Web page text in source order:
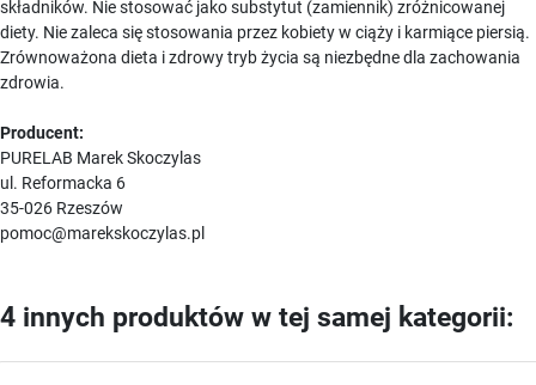
składników. Nie stosować jako substytut (zamiennik) zróżnicowanej
diety. Nie zaleca się stosowania przez kobiety w ciąży i karmiące piersią.
Zrównoważona dieta i zdrowy tryb życia są niezbędne dla zachowania
zdrowia.
Producent:
PURELAB Marek Skoczylas
​ul. Reformacka 6
35-026 Rzeszów
pomoc@marekskoczylas.pl
4 innych produktów w tej samej kategorii: